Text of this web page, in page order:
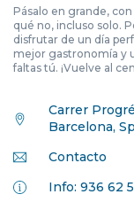
Pásalo en grande,
qué no, incluso solo.
disfrutar de un día
mejor gastronomía y
faltas tú. ¡Vuelve al
Carrer
Barcelona,
Contacto
Info: 936 62